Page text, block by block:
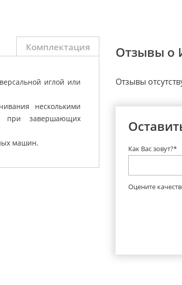
Комплектация
иглой или
несколькими
завершающих
машин.
Отзывы о
Отзывы
Как Вас зовут?*
Оцените